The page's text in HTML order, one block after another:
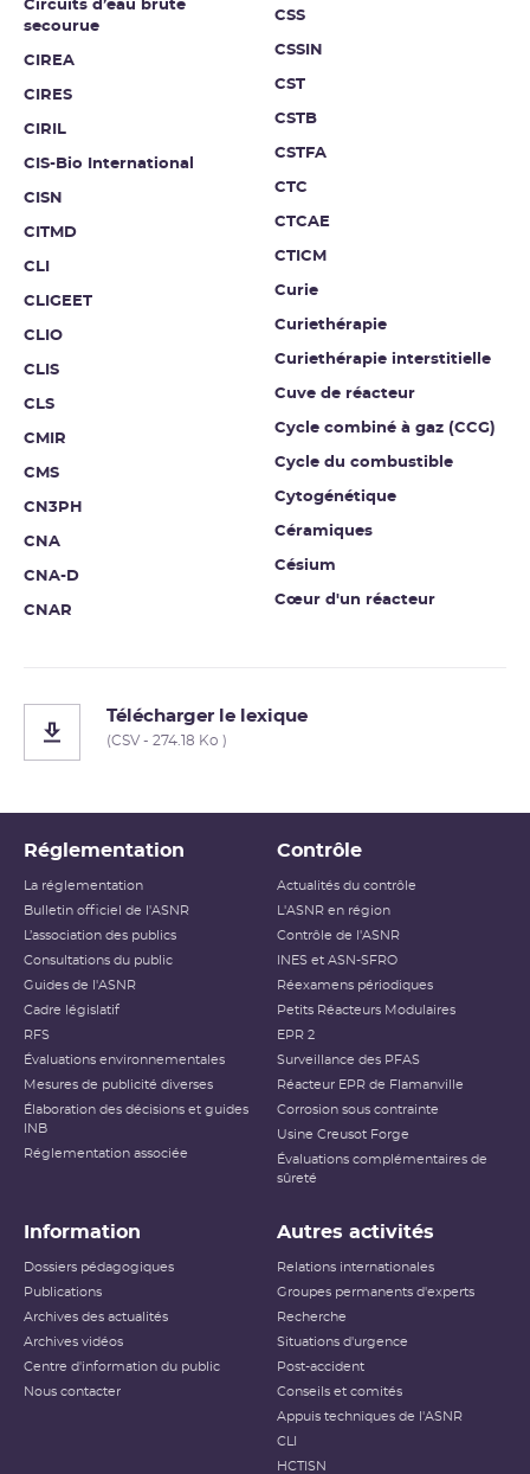
Circuits d’eau brute
secourue
CIREA
CIRES
CIRIL
CIS-Bio International
CISN
CITMD
CLI
CLIGEET
CLIO
CLIS
CLS
CMIR
CMS
CN3PH
CNA
CNA-D
CNAR
CSS
CSSIN
CST
CSTB
CSTFA
CTC
CTCAE
CTICM
Curie
Curiethérapie
Curiethérapie interstitielle
Cuve de réacteur
Cycle combiné à gaz (CCG)
Cycle du combustible
Cytogénétique
Céramiques
Césium
Cœur d'un réacteur
Télécharger le lexique
(CSV - 274.18 Ko )
Réglementation
La réglementation
Bulletin officiel de l'ASNR
L’association des publics
Consultations du public
Guides de l'ASNR
Cadre législatif
RFS
Évaluations environnementales
Mesures de publicité diverses
Élaboration des décisions et guides
INB
Réglementation associée
Contrôle
Actualités du contrôle
L'ASNR en région
Contrôle de l'ASNR
INES et ASN-SFRO
Réexamens périodiques
Petits Réacteurs Modulaires
EPR 2
Surveillance des PFAS
Réacteur EPR de Flamanville
Corrosion sous contrainte
Usine Creusot Forge
Évaluations complémentaires de
sûreté
Information
Dossiers pédagogiques
Publications
Archives des actualités
Archives vidéos
Centre d'information du public
Nous contacter
Autres activités
Relations internationales
Groupes permanents d'experts
Recherche
Situations d'urgence
Post-accident
Conseils et comités
Appuis techniques de l'ASNR
CLI
HCTISN